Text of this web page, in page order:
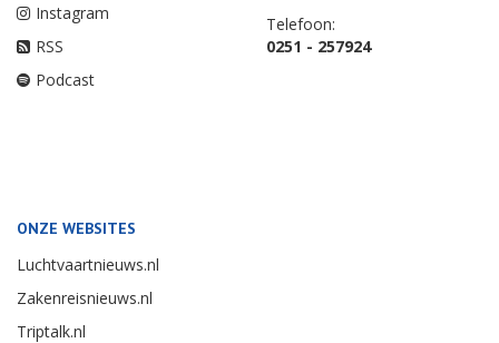
Instagram
RSS
Podcast
Telefoon:
0251 - 257924
ONZE WEBSITES
Luchtvaartnieuws.nl
Zakenreisnieuws.nl
Triptalk.nl